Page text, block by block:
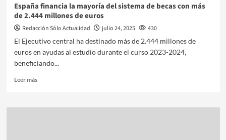
España financia la mayoría del sistema de becas con más
de 2.444 millones de euros
Redacción Sólo Actualidad julio 24, 2025
430
El Ejecutivo central ha destinado más de 2.444 millones de
euros en ayudas al estudio durante el curso 2023-2024,
beneficiando...
Leer más